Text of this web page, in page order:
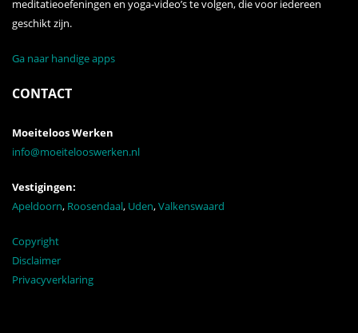
meditatieoefeningen en yoga-video’s te volgen, die voor iedereen
geschikt zijn.
Ga naar handige apps
CONTACT
Moeiteloos Werken
info@moeitelooswerken.nl
Vestigingen:
Apeldoorn, Roosendaal, Uden,Valkenswaard
Copyright
Disclaimer
Privacyverklaring